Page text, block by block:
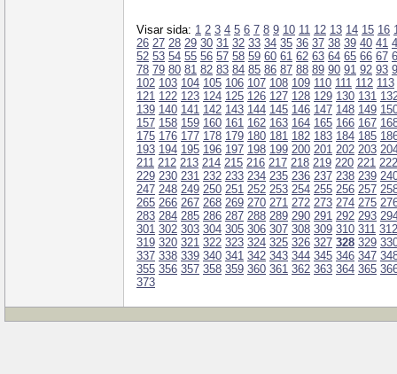
Visar sida: 1 2 3 4 5 6 7 8 9 10 11 12 13 14 15 16
26 27 28 29 30 31 32 33 34 35 36 37 38 39 40 41
52 53 54 55 56 57 58 59 60 61 62 63 64 65 66 67
78 79 80 81 82 83 84 85 86 87 88 89 90 91 92 93
102 103 104 105 106 107 108 109 110 111 112 113
121 122 123 124 125 126 127 128 129 130 131
139 140 141 142 143 144 145 146 147 148 149
157 158 159 160 161 162 163 164 165 166 167
175 176 177 178 179 180 181 182 183 184 185
193 194 195 196 197 198 199 200 201 202 203
211 212 213 214 215 216 217 218 219 220 221 222
229 230 231 232 233 234 235 236 237 238 239
247 248 249 250 251 252 253 254 255 256 257
265 266 267 268 269 270 271 272 273 274 275
283 284 285 286 287 288 289 290 291 292 293
301 302 303 304 305 306 307 308 309 310 311 312
319 320 321 322 323 324 325 326 327 328 329
337 338 339 340 341 342 343 344 345 346 347
355 356 357 358 359 360 361 362 363 364 365
373